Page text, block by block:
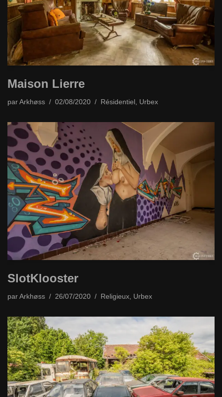
Maison Lierre
par Arkhøss 02/08/2020 Résidentiel , Urbex
SlotKlooster
par Arkhøss 26/07/2020 Religieux, Urbex